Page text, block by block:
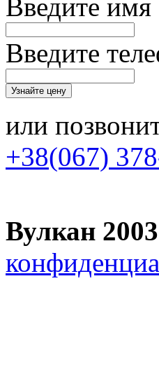
Введите
Введите
или
+38(067)
Вулкан